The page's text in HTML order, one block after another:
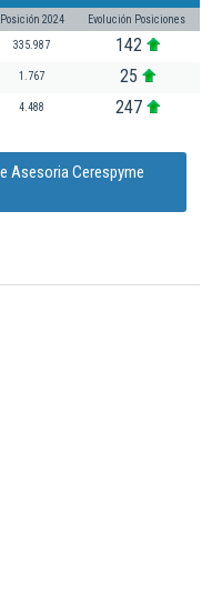
Posición 2024 Evolución Posiciones
335.987 142
1.767 25
4.488 247
Asesoria Cerespyme